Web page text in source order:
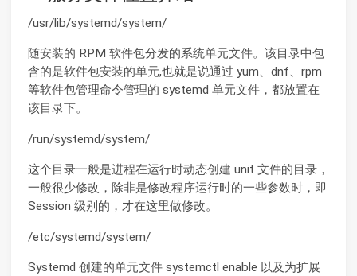
/usr/lib/systemd/system/
随安装的 RPM 软件包分发的系统单元文件。该目录中包
含的是软件包安装的单元,也就是说通过 yum、dnf、rpm
等软件包管理命令管理的 systemd 单元文件，都放置在
该目录下。
/run/systemd/system/
这个目录一般是进程在运行时动态创建 unit 文件的目录，
一般很少修改，除非是修改程序运行时的一些参数时，即
Session 级别的，才在这里做修改。
/etc/systemd/system/
Systemd 创建的单元文件 systemctl enable 以及为扩展